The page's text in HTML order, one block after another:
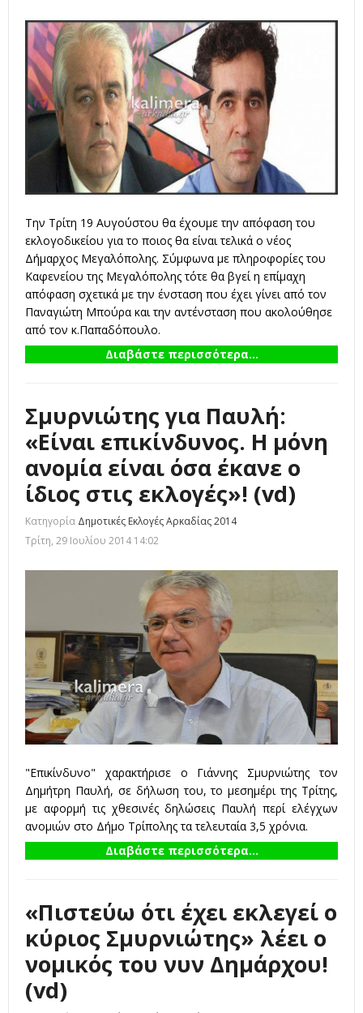
Την Τρίτη 19 Αυγούστου θα έχουμε την απόφαση του
εκλογοδικείου για το ποιος θα είναι τελικά ο νέος
Δήμαρχος Μεγαλόπολης. Σύμφωνα με πληροφορίες του
Καφενείου της Μεγαλόπολης τότε θα βγεί η επίμαχη
απόφαση σχετικά με την ένσταση που έχει γίνει από τον
Παναγιώτη Μπούρα και την αντένσταση που ακολούθησε
από τον κ.Παπαδόπουλο.
Διαβάστε περισσότερα...
Σμυρνιώτης για Παυλή:
«Είναι επικίνδυνος. Η μόνη
ανομία είναι όσα έκανε ο
ίδιος στις εκλογές»! (vd)
Κατηγορία Δημοτικές Εκλογές Αρκαδίας 2014
Τρίτη, 29 Ιουλίου 2014 14:02
"Επικίνδυνο" χαρακτήρισε ο Γιάννης Σμυρνιώτης τον
Δημήτρη Παυλή, σε δήλωση του, το μεσημέρι της Τρίτης,
με αφορμή τις χθεσινές δηλώσεις Παυλή περί ελέγχων
ανομιών στο Δήμο Τρίπολης τα τελευταία 3,5 χρόνια.
Διαβάστε περισσότερα...
«Πιστεύω ότι έχει εκλεγεί ο
κύριος Σμυρνιώτης» λέει ο
νομικός του νυν Δημάρχου!
(vd)